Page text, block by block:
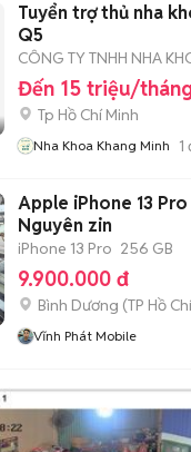
Tuyển trợ thủ nha
Q5
CÔNG TY TNHH NHA
Đến 15 triệu/
Tp Hồ Chí Minh
Nha Khoa Khang Minh 1
Apple iPhone 13
Nguyên zin
iPhone 13 Pro 256 GB
9.900.000 đ
Bình Dương (TP Hồ
Vĩnh Phát Mobile